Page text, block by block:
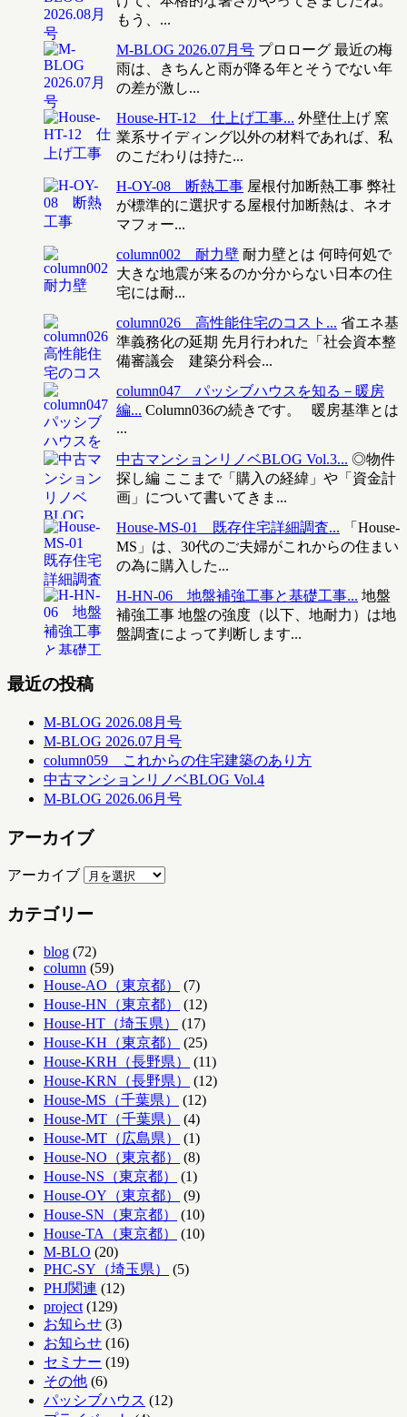
もう、...
M-BLOG 2026.07月号 プロローグ 最近の梅
雨は、きちんと雨が降る年とそうでない年
の差が激し...
House-HT-12 仕上げ工事... 外壁仕上げ 窯
業系サイディング以外の材料であれば、私
のこだわりは持た...
H-OY-08 断熱工事 屋根付加断熱工事 弊社
が標準的に選択する屋根付加断熱は、ネオ
マフォー...
column002 耐力壁 耐力壁とは 何時何処で
大きな地震が来るのか分からない日本の住
宅には耐...
column026 高性能住宅のコスト... 省エネ基
準義務化の延期 先月行われた「社会資本整
備審議会 建築分科会...
column047 パッシブハウスを知る－暖房
編... Column036の続きです。 暖房基準とは
...
中古マンションリノベBLOG Vol.3... ◎物件
探し編 ここまで「購入の経緯」や「資金計
画」について書いてきま...
House-MS-01 既存住宅詳細調査...
「House-
MS」は、30代のご夫婦がこれからの住まい
の為に購入した...
H-HN-06 地盤補強工事と基礎工事... 地盤
補強工事 地盤の強度（以下、地耐力）は地
盤調査によって判断します...
最近の投稿
M-BLOG 2026.08月号
M-BLOG 2026.07月号
column059 これからの住宅建築のあり方
中古マンションリノベBLOG Vol.4
M-BLOG 2026.06月号
アーカイブ
アーカイブ
カテゴリー
blog (72)
column (59)
House-AO（東京都）
(7)
House-HN（東京都）
(12)
House-HT（埼玉県）
(17)
House-KH（東京都）
(25)
House-KRH（長野県）
(11)
House-KRN（長野県）
(12)
House-MS（千葉県）
(12)
House-MT（千葉県）
(4)
House-MT（広島県）
(1)
House-NO（東京都）
(8)
House-NS（東京都）
(1)
House-OY（東京都）
(9)
House-SN（東京都）
(10)
House-TA（東京都）
(10)
M-BLO (20)
PHC-SY（埼玉県）
(5)
PHJ関連 (12)
project (129)
お知らせ (3)
お知らせ (16)
セミナー (19)
その他 (6)
パッシブハウス (12)